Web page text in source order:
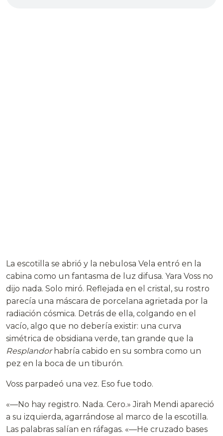
La escotilla se abrió y la nebulosa Vela entró en la
cabina como un fantasma de luz difusa. Yara Voss no
dijo nada. Solo miró. Reflejada en el cristal, su rostro
parecía una máscara de porcelana agrietada por la
radiación cósmica. Detrás de ella, colgando en el
vacío, algo que no debería existir: una curva
simétrica de obsidiana verde, tan grande que la
Resplandorhabría cabido en su sombra como un
pez en la boca de un tiburón.
Voss parpadeó una vez. Eso fue todo.
«—No hay registro. Nada. Cero.» Jirah Mendi apareció
a su izquierda, agarrándose al marco de la escotilla.
Las palabras salían en ráfagas. «—He cruzado bases